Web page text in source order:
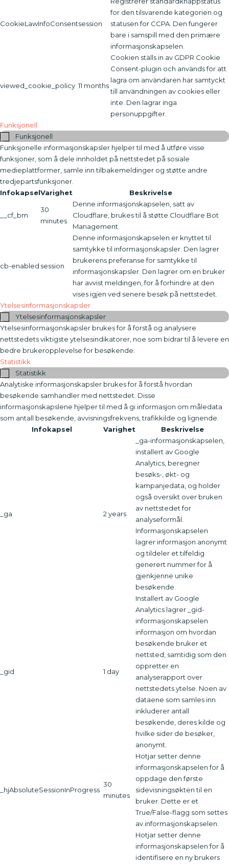
CookieLawInfoConsentsession
for den tilsvarende kategorien og
statusen for CCPA. Den fungerer
bare i samspill med den primære
informasjonskapselen.
viewed_cookie_policy 11 months
Cookien ställs in av GDPR Cookie
Consent-plugin och används för att
lagra om användaren har samtyckt
till användningen av cookies eller
inte. Den lagrar inga
personuppgifter.
Funksjonell
Funksjonell
Funksjonelle informasjonskapsler hjelper til med å utføre visse
funksjoner, som å dele innholdet på nettstedet på sosiale
medieplattformer, samle inn tilbakemeldinger og støtte andre
tredjepartsfunksjoner.
InfokapselVarighet Beskrivelse
__cf_bm
30
minutes
Denne informasjonskapselen, satt av
Cloudflare, brukes til å støtte Cloudflare Bot
Management.
cb-enabled session
Denne informasjonskapselen er knyttet til
samtykke til informasjonskapsler. Den lagrer
brukerens preferanse for samtykke til
informasjonskapsler. Den lagrer om en bruker
har avvist meldingen, for å forhindre at den
vises igjen ved senere besøk på nettstedet.
Ytelsesinformasjonskapsler
Ytelsesinformasjonskapsler
Ytelsesinformasjonskapsler brukes for å forstå og analysere
nettstedets viktigste ytelsesindikatorer, noe som bidrar til å levere en
bedre brukeropplevelse for besøkende.
Statistikk
Statistikk
Analytiske informasjonskapsler brukes for å forstå hvordan
besøkende samhandler med nettstedet. Disse
informasjonskapslene hjelper til med å gi informasjon om måledata
som antall besøkende, avvisningsfrekvens, trafikkilde og lignende.
Infokapsel
Varighet Beskrivelse
_ga 2 years
_ga-informasjonskapselen,
installert av Google
Analytics, beregner
besøks-, økt- og
kampanjedata, og holder
også oversikt over bruken
av nettstedet for
analyseformål.
Informasjonskapselen
lagrer informasjon anonymt
og tildeler et tilfeldig
generert nummer for å
gjenkjenne unike
besøkende.
_gid 1 day
Installert av Google
Analytics lagrer _gid-
informasjonskapselen
informasjon om hvordan
besøkende bruker et
nettsted, samtidig som den
oppretter en
analyserapport over
nettstedets ytelse. Noen av
dataene som samles inn
inkluderer antall
besøkende, deres kilde og
hvilke sider de besøker,
anonymt.
_hjAbsoluteSessionInProgress
30
minutes
Hotjar setter denne
informasjonskapselen for å
oppdage den første
sidevisningsøkten til en
bruker. Dette er et
True/False-flagg som settes
av informasjonskapselen.
Hotjar setter denne
informasjonskapselen for å
identifisere en ny brukers